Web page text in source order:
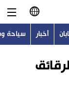
日本語
English
أخبار سياحة